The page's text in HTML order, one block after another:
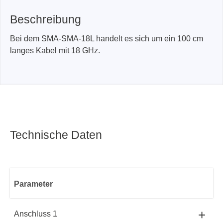
Beschreibung
Bei dem SMA-SMA-18L handelt es sich um ein 100 cm
langes Kabel mit 18 GHz.
Technische Daten
Parameter
SMA-SMA-18L
Anschluss 1 +